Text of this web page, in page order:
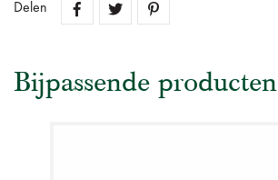
Delen
Bijpassende producten